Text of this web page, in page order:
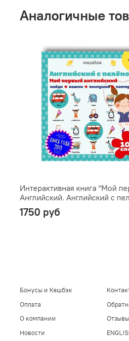
Аналогичные
Интерактивная книга "Мой
Английский. Английский с
1750 руб
Бонусы и Кешбэк
Оплата
О компании
Новости
Отзывы